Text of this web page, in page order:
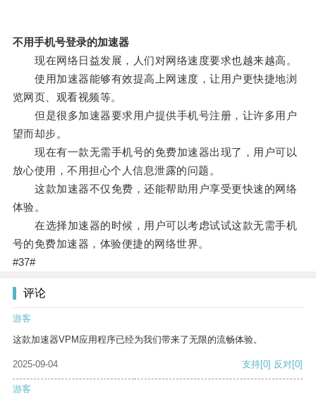
不用手机号登录的加速器
现在网络日益发展，人们对网络速度要求也越来越高。
使用加速器能够有效提高上网速度，让用户更快捷地浏
览网页、观看视频等。
但是很多加速器要求用户提供手机号注册，让许多用户
望而却步。
现在有一款无需手机号的免费加速器出现了，用户可以
放心使用，不用担心个人信息泄露的问题。
这款加速器不仅免费，还能帮助用户享受更快速的网络
体验。
在选择加速器的时候，用户可以考虑试试这款无需手机
号的免费加速器，体验便捷的网络世界。
#37#
评论
游客
这款加速器VPM应用程序已经为我们带来了无限的流畅体验。
2025-09-04 支持[0] 反对[0]
游客